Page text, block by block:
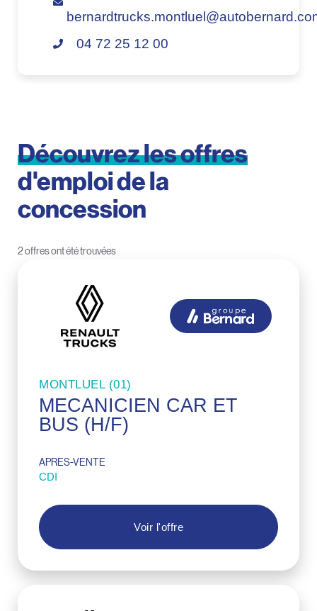
04 72 25 12 00
Découvrezlesoffres
d'emploide la
concession
2 offres ont été trouvées
MONTLUEL (01)
MECANICIEN CAR ET
BUS (H/F)
APRES-VENTE
CDI
Voir l'offre